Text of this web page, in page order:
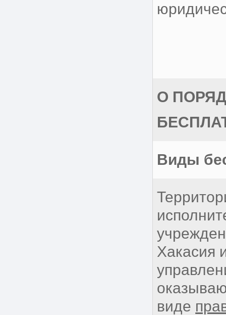
О
Виды
Хакасия
виде